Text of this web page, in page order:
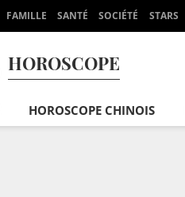
FAMILLE SANTÉ SOCIÉTÉ STARS
HOROSCOPE
HOROSCOPE CHINOIS